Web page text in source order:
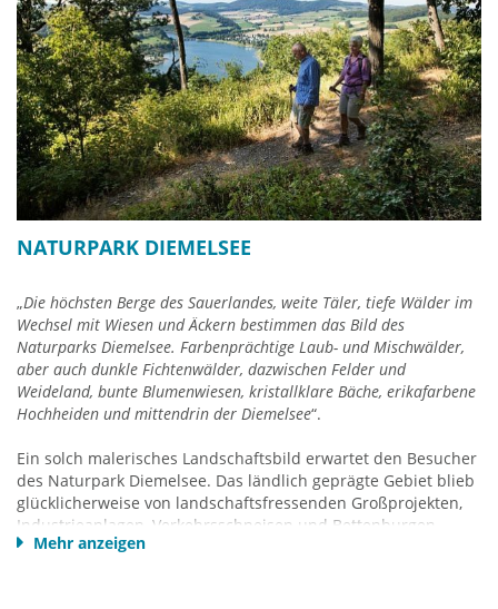
MeineCardPlus - das „all-inclusive“ Urlaubsgefühl!
Die MeineCardPlus ist Ihre Eintrittskarte für über 100 tolle
Freizeiteinrichtungen in ganz Nordhessen sowie Ihr
Fahrschein für alle Busse & Bahnen im Nahverkehrsnetz des
Nordhessischen Verkehrsverbund (NVV).
Kostenlos sind die meisten attraktiven Familien- und
Freizeiteinrichtungen in Willingen und der Ederseeregion,
u.a. die Ettelsberg-Seilbahn, Waldecker-Bergbahn,
Nationalparkzentrum, Erlebnisgolf, Besucherbergwerke,
Freibäder und alle Erlebnisbäder in Nordhessen, Tierparks,
u.v.a.
Achten Sie auf Ferienobjekte inklusive MeineCardPlus! Sie
werden überrascht sein über die Vielfalt, die Ihnen
MeineCardPlustäglich bietet.
MehrInfo MeineCardPlus HIER
NATURPARK DIEMELSEE
„Die höchsten Berge des Sauerlandes, weite Täler, tiefe Wälder im
Wechsel mit Wiesen und Äckern bestimmen das Bild des
Naturparks Diemelsee. Farbenprächtige Laub- und Mischwälder,
aber auch dunkle Fichtenwälder, dazwischen Felder und
Weideland, bunte Blumenwiesen, kristallklare Bäche, erikafarbene
Hochheiden und mittendrin der Diemelsee“.
Ein solch malerisches Landschaftsbild erwartet den Besucher
des Naturpark Diemelsee. Das ländlich geprägte Gebiet blieb
glücklicherweise von landschaftsfressenden Großprojekten,
Industrieanlagen, Verkehrsschneisen und Bettenburgen
verschont. Hier kann man noch ein intakte Natur genießen zu
Mehr anzeigen